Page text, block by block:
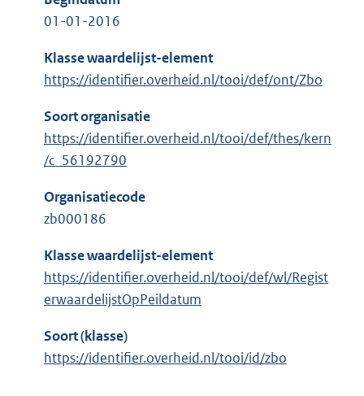
01-01-2016
Klasse waardelijst-element
https://identifier.overheid.nl/tooi/def/ont/Zbo
Soort organisatie
https://identifier.overheid.nl/tooi/def/thes/kern
/c_56192790
Organisatiecode
zb000186
Klasse waardelijst-element
https://identifier.overheid.nl/tooi/def/wl/Regist
erwaardelijstOpPeildatum
Soort (klasse)
https://identifier.overheid.nl/tooi/id/zbo